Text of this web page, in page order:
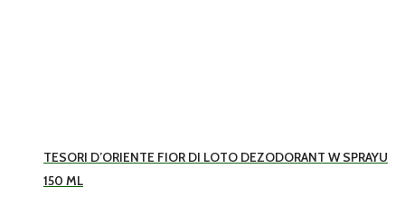
TESORI D’ORIENTE FIOR DI LOTO DEZODORANT W SPRAYU
150 ML